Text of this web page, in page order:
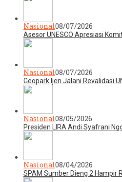
Nasional08/07/2026
Asesor UNESCO Apresiasi
Nasional08/07/2026
Geopark Ijen Jalani Revalidasi
Nasional08/05/2026
Presiden LIRA Andi Syafrani
Nasional08/04/2026
SPAM Sumber Dieng 2 Hampir